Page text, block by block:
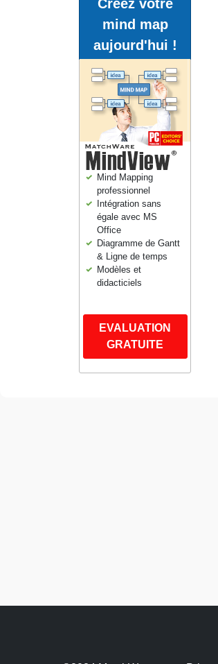
Créez votre
mind map
aujourd'hui !
Mind Mapping
professionnel
Intégration sans
égale avec MS
Office
Diagramme de Gantt
& Ligne de temps
Modèles et
didacticiels
EVALUATION
GRATUITE